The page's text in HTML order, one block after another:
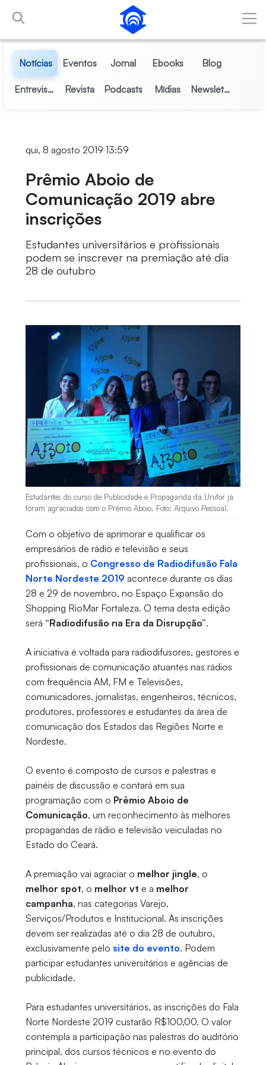
Pular para o Conteúdo principal
Notícias Eventos Jornal Ebooks Blog
Entrevistas Revista Podcasts Mídias Newsletter
qui, 8 agosto 2019 13:59
Prêmio Aboio de
Comunicação 2019 abre
inscrições
Estudantes universitários e profissionais
podem se inscrever na premiação até dia
28 de outubro
Estudantes do curso de Publicidade e Propaganda da Unifor já
foram agraciados com o Prêmio Aboio. Foto: Arquivo Pessoal.
Com o objetivo de aprimorar e qualificar os
empresários de rádio e televisão e seus
profissionais, o Congresso de Radiodifusão Fala
Norte Nordeste 2019 acontece durante os dias
28 e 29 de novembro, no Espaço Expansão do
Shopping RioMar Fortaleza. O tema desta edição
será “Radiodifusão na Era da Disrupção”.
A iniciativa é voltada para radiodifusores, gestores e
profissionais de comunicação atuantes nas rádios
com frequência AM, FM e Televisões,
comunicadores, jornalistas, engenheiros, técnicos,
produtores, professores e estudantes da área de
comunicação dos Estados das Regiões Norte e
Nordeste.
O evento é composto de cursos e palestras e
painéis de discussão e contará em sua
programação com o Prêmio Aboio de
Comunicação, um reconhecimento às melhores
propagandas de rádio e televisão veiculadas no
Estado do Ceará.
A premiação vai agraciar o melhor jingle, o
melhor spot, o melhor vt e a melhor
campanha, nas categorias Varejo,
Serviços/Produtos e Institucional. As inscrições
devem ser realizadas até o dia 28 de outubro,
exclusivamente pelo site do evento. Podem
participar estudantes universitários e agências de
publicidade.
Para estudantes universitários, as inscrições do Fala
Norte Nordeste 2019 custarão R$100,00. O valor
contempla a participação nas palestras do auditório
principal, dos cursos técnicos e no evento do